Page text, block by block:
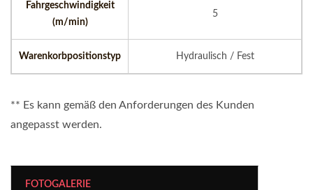
Fahrgeschwindigkeit
(m/min)
5
Warenkorbpositionstyp Hydraulisch / Fest
** Es kann gemäß den Anforderungen des Kunden
angepasst werden.
FOTOGALERIE